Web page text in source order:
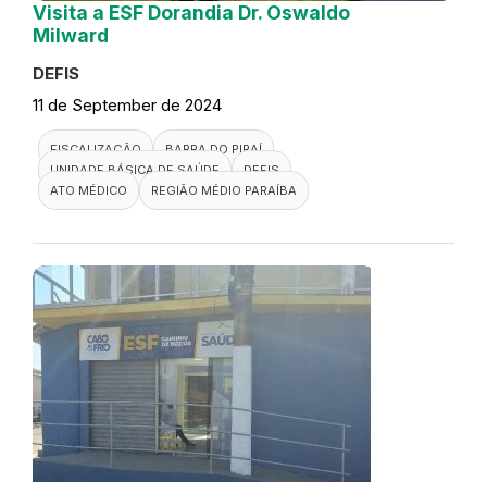
Visita a ESF Dorandia Dr. Oswaldo
Milward
DEFIS
11 de September de 2024
FISCALIZAÇÃO
BARRA DO PIRAÍ
UNIDADE BÁSICA DE SAÚDE
DEFIS
ATO MÉDICO
REGIÃO MÉDIO PARAÍBA